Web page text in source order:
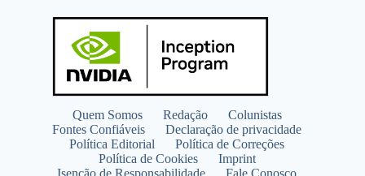
Quem Somos Redação
Colunistas
Fontes Confiáveis
Declaração de privacidade
Política Editorial
Política de Correções
Política de Cookies
Imprint